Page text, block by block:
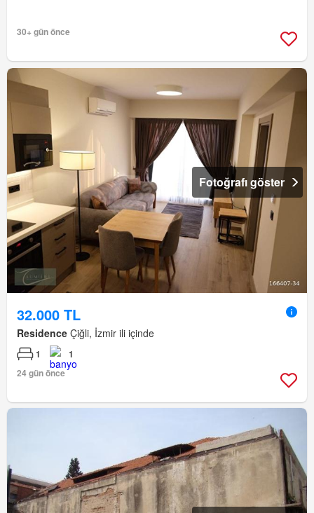
30+ gün önce
Fotoğrafı göster
32.000 TL
Residence Çiğli, İzmir ili içinde
1
1
24 gün önce